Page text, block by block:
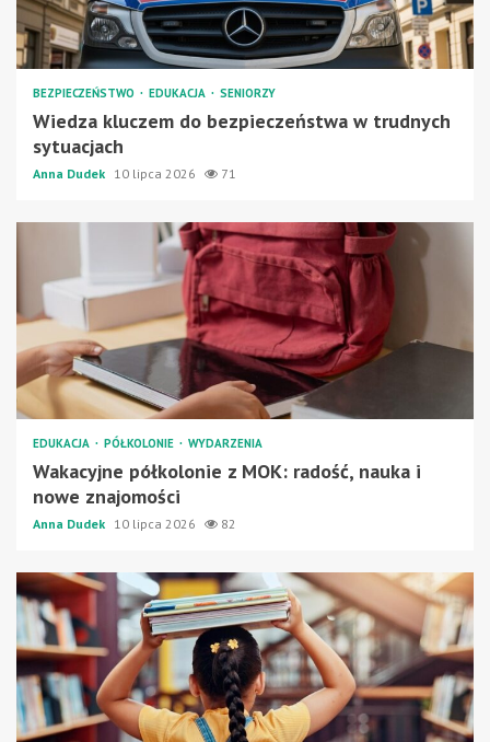
BEZPIECZEŃSTWO EDUKACJA SENIORZY
Wiedza kluczem do bezpieczeństwa w trudnych
sytuacjach
Anna Dudek 10 lipca 2026 71
EDUKACJA PÓŁKOLONIE WYDARZENIA
Wakacyjne półkolonie z MOK: radość, nauka i
nowe znajomości
Anna Dudek 10 lipca 2026 82